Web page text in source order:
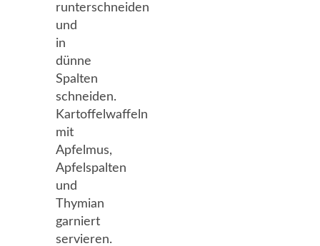
runterschneiden
und
in
dünne
Spalten
schneiden.
Kartoffelwaffeln
mit
Apfelmus,
Apfelspalten
und
Thymian
garniert
servieren.